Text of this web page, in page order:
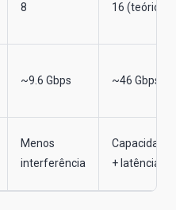
8 16 (teórico)
~9.6 Gbps ~46 Gbps
Menos
interferência
Capacidade
+ latência